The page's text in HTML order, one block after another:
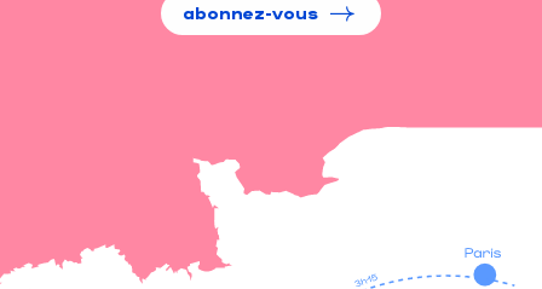
abonnez-vous